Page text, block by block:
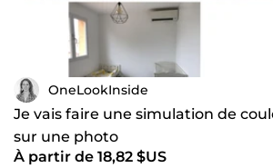
OneLookInside
Je vais faire une simulation de
sur une photo
À partir de 18,82 $US